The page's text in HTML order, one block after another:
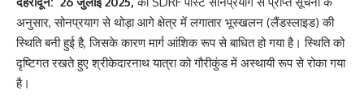
अनुसार, सोनप्रयाग से थोड़ा आगे क्षेत्र में लगातार भूस्खलन (लैंडस्लाइड) की
स्थिति बनी हुई है, जिसके कारण मार्ग आंशिक रूप से बाधित हो गया है। स्थिति को
दृष्टिगत रखते हुए श्रीकेदारनाथ यात्रा को गौरीकुंड में अस्थायी रूप से रोका गया
है।